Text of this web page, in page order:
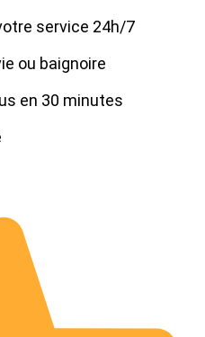
service 24h/7
ou baignoire
en 30 minutes